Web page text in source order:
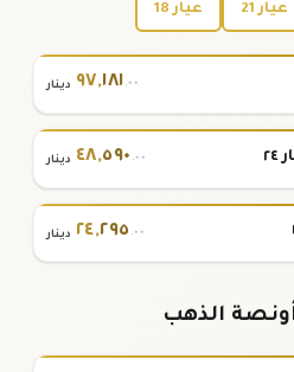
عيار 21 عيار 18
٩٧,١٨١.٠٠ دينار
٤٨,٥٩٠ .٠٠ دينار
٢٤,٢٩٥ .٠٠ دينار
الذهب